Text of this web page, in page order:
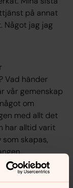
på annat
Något jag jag
Vad händer
vår gemenskap
om
med allt det
har alltid varit
skapas,
sa
hemskt